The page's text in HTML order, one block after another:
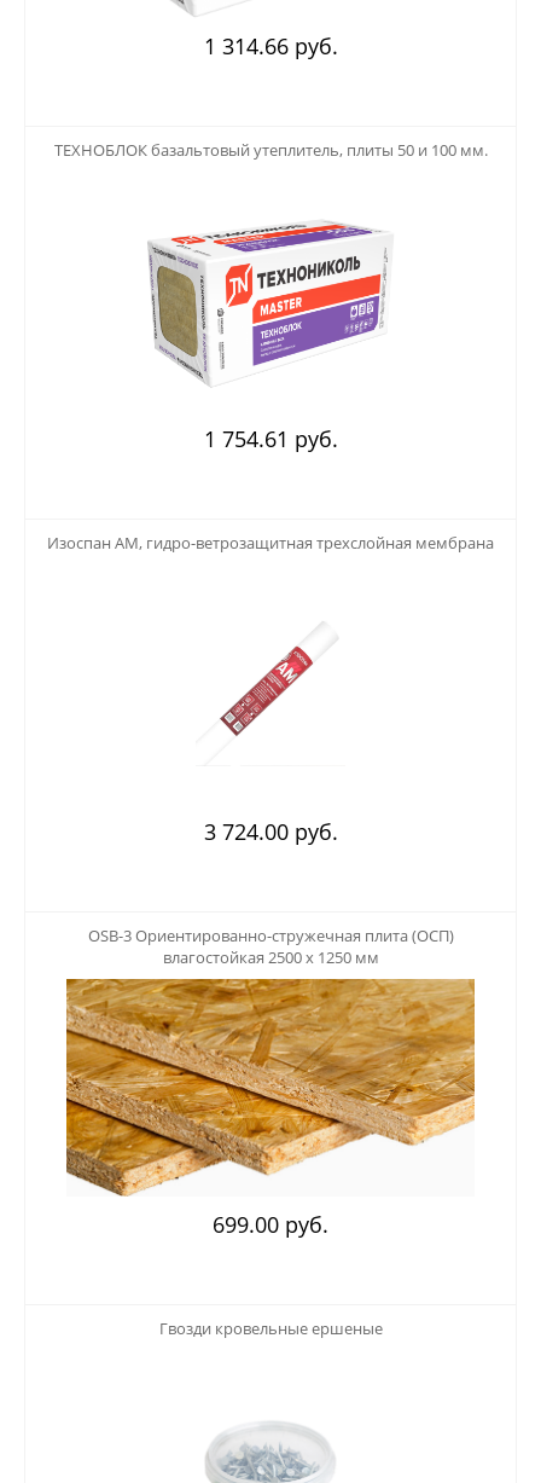
1 314.66 руб.
ТЕХНОБЛОК базальтовый утеплитель, плиты 50 и 100 мм.
1 754.61 руб.
Изоспан АМ, гидро-ветрозащитная трехслойная мембрана
3 724.00 руб.
OSB-3 Ориентированно-стружечная плита (ОСП)
влагостойкая 2500 х 1250 мм
699.00 руб.
Гвозди кровельные ершеные